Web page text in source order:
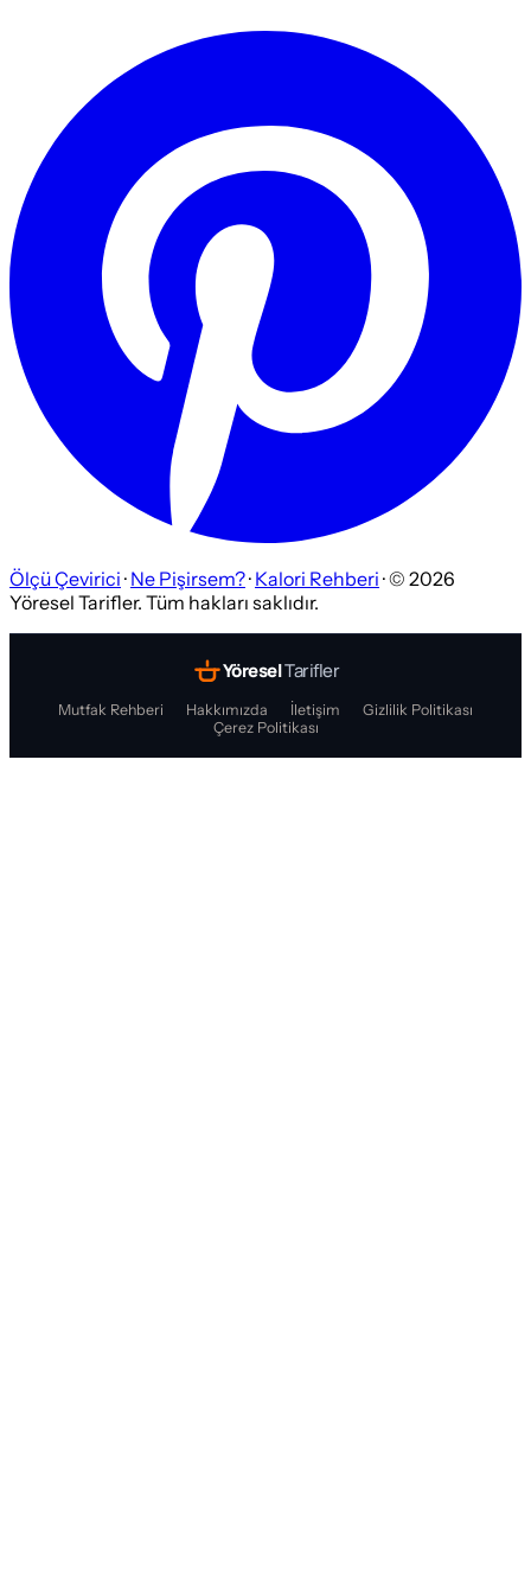
Ölçü Çevirici · Ne Pişirsem?· Kalori Rehberi · © 2026
Yöresel Tarifler. Tüm hakları saklıdır.
YöreselTarifler
Mutfak Rehberi Hakkımızda İletişim
Gizlilik Politikası
Çerez Politikası